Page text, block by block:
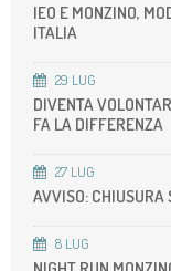
IEO E MONZINO,
ITALIA
29 LUG
DIVENTA
FA LA DIFFERENZA
27 LUG
AVVISO: CHIUSURA
8 LUG